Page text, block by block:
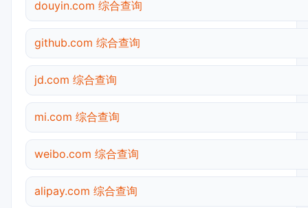
douyin.com 综合查询
github.com 综合查询
jd.com 综合查询
mi.com 综合查询
weibo.com 综合查询
alipay.com 综合查询